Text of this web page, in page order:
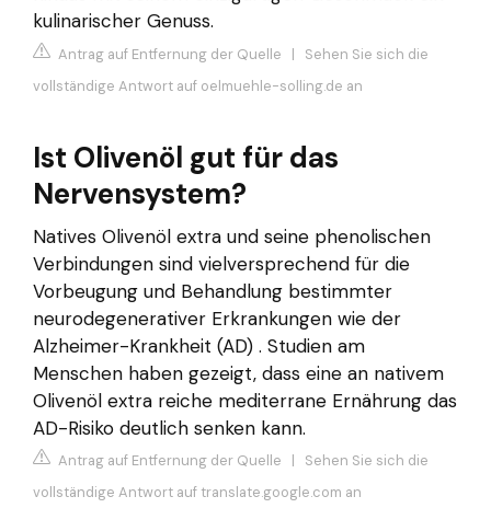
kulinarischer Genuss.
Antrag auf Entfernung der Quelle | Sehen Sie sich die
vollständige Antwort auf oelmuehle-solling.de an
Ist Olivenöl gut für das
Nervensystem?
Natives Olivenöl extra und seine phenolischen
Verbindungen sind vielversprechend für die
Vorbeugung und Behandlung bestimmter
neurodegenerativer Erkrankungen wie der
Alzheimer-Krankheit (AD) . Studien am
Menschen haben gezeigt, dass eine an nativem
Olivenöl extra reiche mediterrane Ernährung das
AD-Risiko deutlich senken kann.
Antrag auf Entfernung der Quelle | Sehen Sie sich die
vollständige Antwort auf translate.google.com an